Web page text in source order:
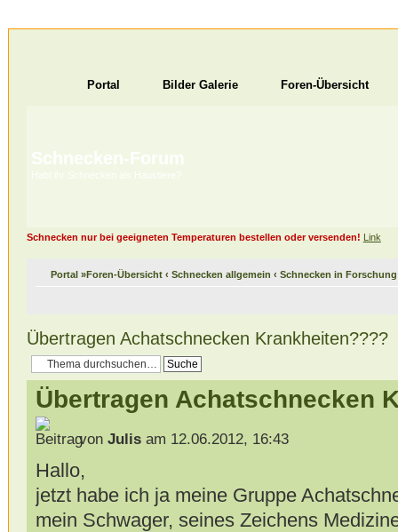
Portal Bilder Galerie Foren-Übersicht
Schnecken-Forum
Habt ihr Schnecken als Haustiere?
Schnecken nur bei geeigneten Temperaturen bestellen oder versenden! Link
Portal»Foren-Übersicht ‹ Schnecken allgemein ‹ Schnecken in
Übertragen Achatschnecken Krankheiten????
Übertragen Achatschnecken
von Julisam 12.06.2012, 16:43
Hallo,
jetzt habe ich ja meine Gruppe
mein Schwager, seines Zeichens